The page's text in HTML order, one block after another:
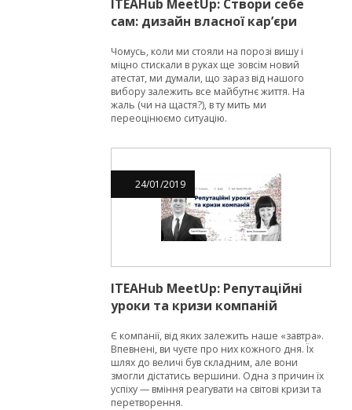
ITEAHub MeetUp: Створи себе
сам: дизайн власної кар’єри
Чомусь, коли ми стояли на порозі вишу і
міцно стискали в руках ще зовсім новий
атестат, ми думали, що зараз від нашого
вибору залежить все майбутнє життя. На
жаль (чи на щастя?), в ту мить ми
переоцінюємо ситуацію.
24/01/2019
ITEAHub MeetUp: Репутаційні
уроки та кризи компаній
Є компанії, від яких залежить наше «завтра».
Впевнені, ви чуєте про них кожного дня. Їх
шлях до величі був складним, але вони
змогли дістатись вершини. Одна з причин їх
успіху — вміння реагувати на світові кризи та
перетворення.